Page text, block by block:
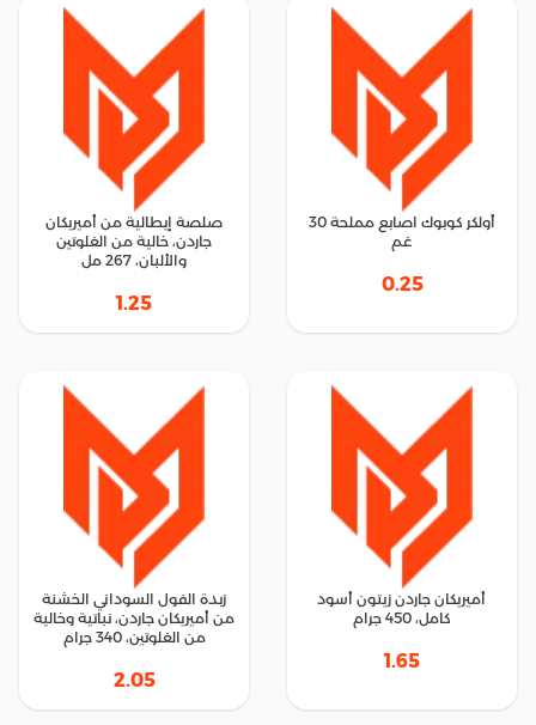
أولكر كوبوك اصابع مملحة 30
غم
0.25
صلصة إيطالية من أميريكان
جاردن، خالية من الغلوتين
والألبان، 267 مل
1.25
أميريكان جاردن زيتون أسود
كامل، 450 جرام
1.65
زبدة الفول السوداني الخشنة
من أميريكان جاردن، نباتية وخالية
من الغلوتين، 340 جرام
2.05